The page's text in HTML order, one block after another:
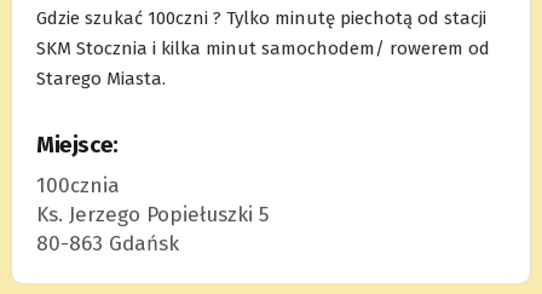
Gdzie szukać 100czni ? Tylko minutę piechotą od stacji
SKM Stocznia i kilka minut samochodem/ rowerem od
Starego Miasta.
Miejsce:
100cznia
Ks. Jerzego Popiełuszki 5
80-863 Gdańsk